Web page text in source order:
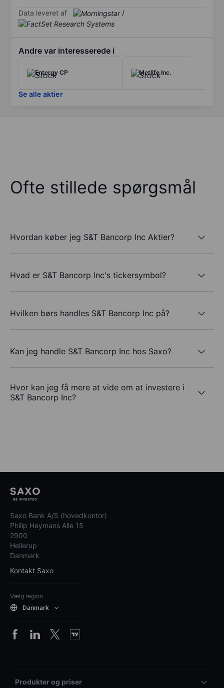
Data leveret af /
Andre var interesserede i
Entergy CP Metlife Inc.
Se alle aktier
Ofte stillede spørgsmål
Hvordan køber jeg S&T Bancorp Inc Aktier?
Hvad er S&T Bancorp Inc's tickersymbol?
Hvilken børs handles S&T Bancorp Inc på?
Kan jeg handle S&T Bancorp Inc hos Saxo?
Hvor kan jeg få mere at vide om at investere i
S&T Bancorp Inc?
Saxo Bank A/S (hovedkontor)
Philip Heymans Alle 15
2900
Hellerup
Danmark
Kontakt Saxo
Vælg region
Danmark
Produkter og priser